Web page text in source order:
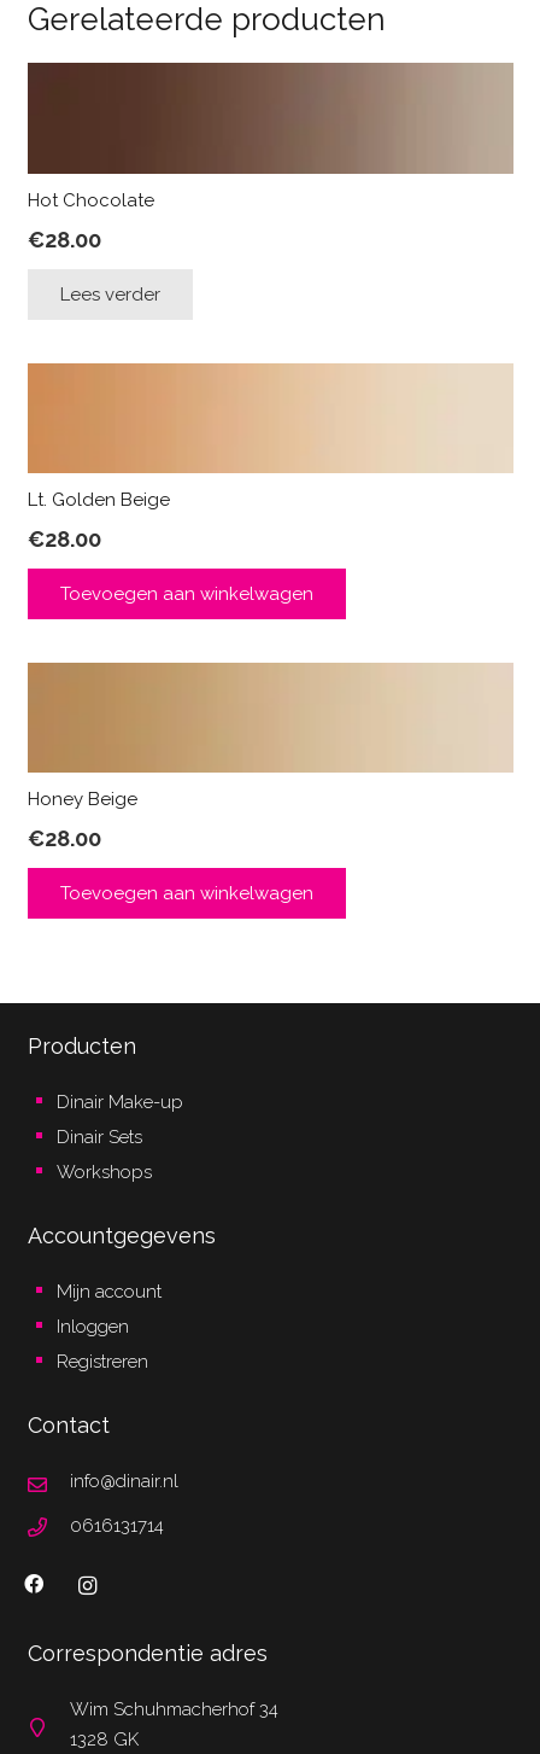
Gerelateerde producten
Hot Chocolate
€28.00
Lees verder
Lt. Golden Beige
€28.00
Toevoegen aan winkelwagen
Honey Beige
€28.00
Toevoegen aan winkelwagen
Producten
Dinair Make-up
Dinair Sets
Workshops
Accountgegevens
Mijn account
Inloggen
Registreren
Contact
info@dinair.nl
0616131714
Correspondentie adres
Wim Schuhmacherhof 34
1328 GK